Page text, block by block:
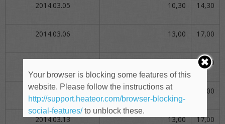
2014.03.05 10,30 14,30
2014.03.06 13,00 17,00
14,30
2014.03.12 13,00 17,00
2014.03.13 13,00 17,00
Your browser is blocking some features of this
website. Please follow the instructions at
http://support.heateor.com/browser-blocking-
social-features/to unblock these.